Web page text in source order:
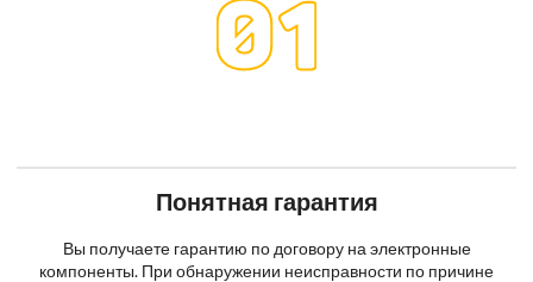
Понятная гарантия
Вы получаете гарантию по договору на электронные
компоненты. При обнаружении неисправности по причине